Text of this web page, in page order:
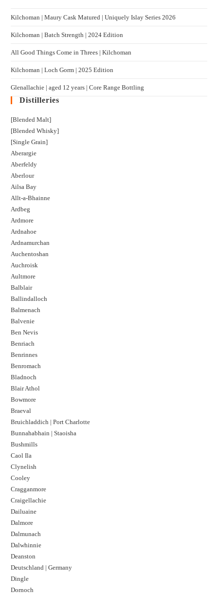
Kilchoman | Maury Cask Matured | Uniquely Islay Series 2026
Kilchoman | Batch Strength | 2024 Edition
All Good Things Come in Threes | Kilchoman
Kilchoman | Loch Gorm​ | 2025 Edition
Glenallachie | aged 12 years | Core Range Bottling
Distilleries
[Blended Malt]
[Blended Whisky]
[Single Grain]
Aberargie
Aberfeldy
Aberlour
Ailsa Bay
Allt-a-Bhainne
Ardbeg
Ardmore
Ardnahoe
Ardnamurchan
Auchentoshan
Auchroisk
Aultmore
Balblair
Ballindalloch
Balmenach
Balvenie
Ben Nevis
Benriach
Benrinnes
Benromach
Bladnoch
Blair Athol
Bowmore
Braeval
Bruichladdich | Port Charlotte
Bunnahabhain | Staoisha
Bushmills
Caol Ila
Clynelish
Cooley
Cragganmore
Craigellachie
Dailuaine
Dalmore​
Dalmunach
Dalwhinnie
Deanston
Deutschland | Germany
Dingle
Dornoch